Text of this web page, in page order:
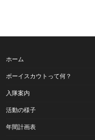
ホーム
ボーイスカウトって何？
入隊案内
活動の様子
年間計画表